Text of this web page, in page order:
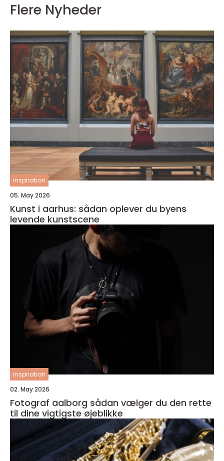
Flere Nyheder
inspiration
05. May 2026
Kunst i aarhus: sådan oplever du byens
levende kunstscene
inspiration
02. May 2026
Fotograf aalborg sådan vælger du den rette
til dine vigtigste øjeblikke